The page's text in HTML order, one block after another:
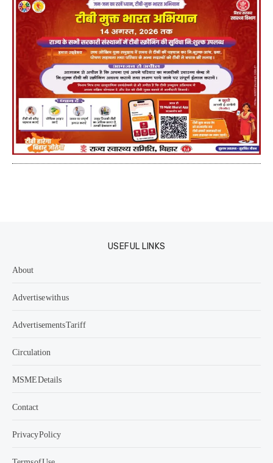
USEFUL LINKS
About
Advertise with us
Advertisements Tariff
Circulation
MSME Details
Contact
Privacy Policy